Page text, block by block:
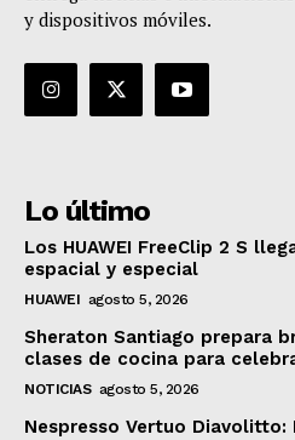
y dispositivos móviles.
Lo último
Los HUAWEI FreeClip 2 S
espacial y especial
HUAWEI agosto 5, 2026
Sheraton Santiago prepara
clases de cocina para
NOTICIAS agosto 5, 2026
Nespresso Vertuo Diavolitto: